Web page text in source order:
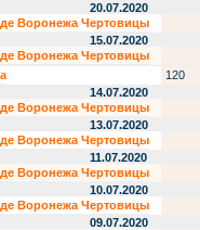
20.07.2020
Воронежа Чертовицы
15.07.2020
Воронежа Чертовицы
120
14.07.2020
Воронежа Чертовицы
13.07.2020
Воронежа Чертовицы
11.07.2020
Воронежа Чертовицы
10.07.2020
Воронежа Чертовицы
09.07.2020